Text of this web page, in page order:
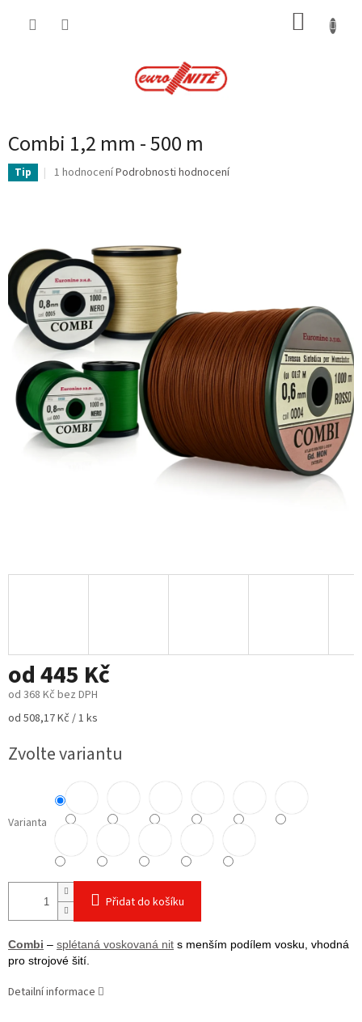
Combi 1,2 mm - 500 m
Tip
Průměrné
z
5
hvězdiček.
1 hodnoceníPodrobnosti hodnocení
od445 Kč
od 368 Kč bez DPH
Měrná
od 508,17 Kč / 1 ks
Zvolte variantu
Varianta
Přidat do košíku
Combi – splétaná voskovaná nit s menším podílem vosku, vhodná
pro strojové šití.
Detailní informace